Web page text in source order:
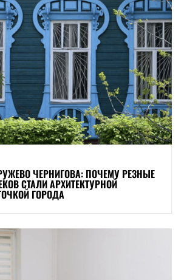
ЧЕРНИГОВА: ПОЧЕМУ РЕЗНЫЕ
СТАЛИ АРХИТЕКТУРНОЙ
ГОРОДА